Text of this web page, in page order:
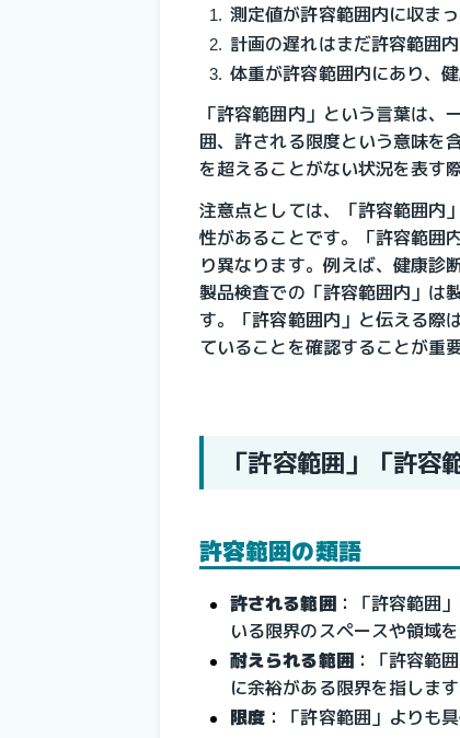
測定値が許容範囲内に収ま
計画の遅れはまだ許容範囲
体重が許容範囲内にあり、
「許容範囲内」という言葉は
囲、許される限度という意味を
を超えることがない状況を表す
注意点としては、「許容範囲内
性があることです。「許容範囲
り異なります。例えば、健康診
製品検査での「許容範囲内」は
す。「許容範囲内」と伝える際
ていることを確認することが重
「許容範囲」「許容
許容範囲の類語
許される範囲：「許容範囲
いる限界のスペースや領域を
耐えられる範囲：「許容範
に余裕がある限界を指します
限度 ：「許容範囲」よりも